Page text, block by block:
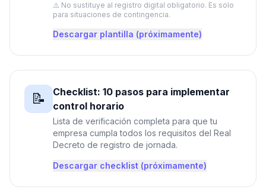
⚠️ No sustituye al registro digital obligatorio. Es solo
para situaciones de contingencia.
Descargar plantilla (próximamente)
📝
Checklist: 10 pasos para implementar
control horario
Lista de verificación completa para que tu
empresa cumpla todos los requisitos del Real
Decreto de registro de jornada.
Descargar checklist (próximamente)